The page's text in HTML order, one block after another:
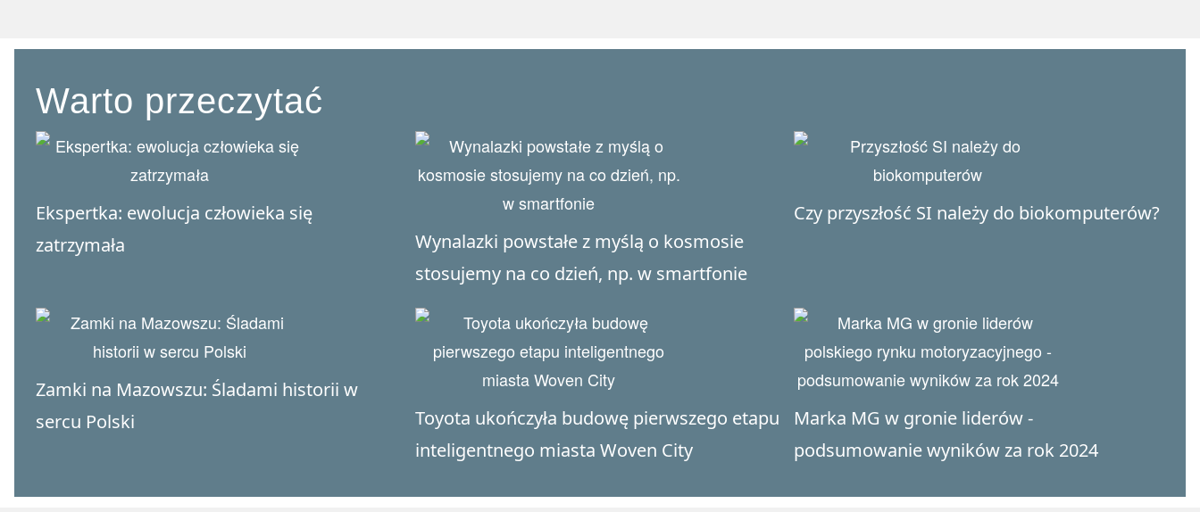
Warto przeczytać
Ekspertka: ewolucja człowieka się
zatrzymała
Wynalazki powstałe z myślą o kosmosie
stosujemy na co dzień, np. w smartfonie
Czy przyszłość SI należy do biokomputerów?
Zamki na Mazowszu: Śladami historii w
sercu Polski
Toyota ukończyła budowę pierwszego etapu
inteligentnego miasta Woven City
Marka MG w gronie liderów -
podsumowanie wyników za rok 2024